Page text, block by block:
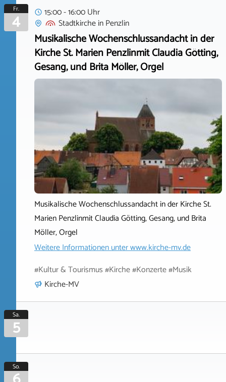
Fr.
4
15:00 - 16:00 Uhr
StadtkircheinPenzlin
Musikalische Wochenschlussandacht in der
Kirche St. Marien Penzlinmit Claudia Götting,
Gesang, und Brita Möller, Orgel
Musikalische Wochenschlussandacht in der Kirche St.
Marien Penzlinmit Claudia Götting, Gesang, und Brita
Möller, Orgel
Weitere Informationen unterwww.kirche-mv.de
#Kultur & Tourismus #Kirche #Konzerte #Musik
Kirche-MV
Sa.
5
So.